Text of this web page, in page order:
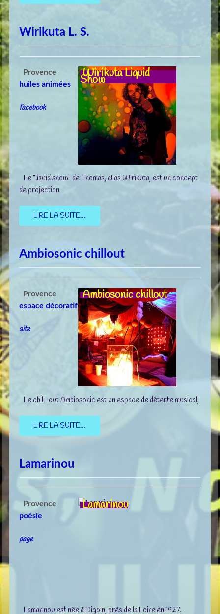
Wirikuta L. S.
Wirikuta Liquid
Show
Provence
huiles animées
facebook
Le "liquid show" de Thomas, alias Wirikuta, est un concept
de projection
LIRE LA SUITE...
Ambiosonic chillout
Ambiosonic chillout
Provence
espace décoratif
site
Le chill-out Ambiosonic est un espace de détente musical,
LIRE LA SUITE...
Lamarinou
Lamarinou
Provence
poésie
page
Lamarinou est née à Digoin, près de la Loire en 1927.